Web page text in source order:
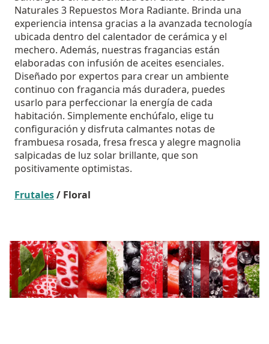
Naturales 3 Repuestos Mora Radiante. Brinda una
experiencia intensa gracias a la avanzada tecnología
ubicada dentro del calentador de cerámica y el
mechero. Además, nuestras fragancias están
elaboradas con infusión de aceites esenciales.
Diseñado por expertos para crear un ambiente
continuo con fragancia más duradera, puedes
usarlo para perfeccionar la energía de cada
habitación. Simplemente enchúfalo, elige tu
configuración y disfruta calmantes notas de
frambuesa rosada, fresa fresca y alegre magnolia
salpicadas de luz solar brillante, que son
positivamente optimistas.
Frutales/ Floral